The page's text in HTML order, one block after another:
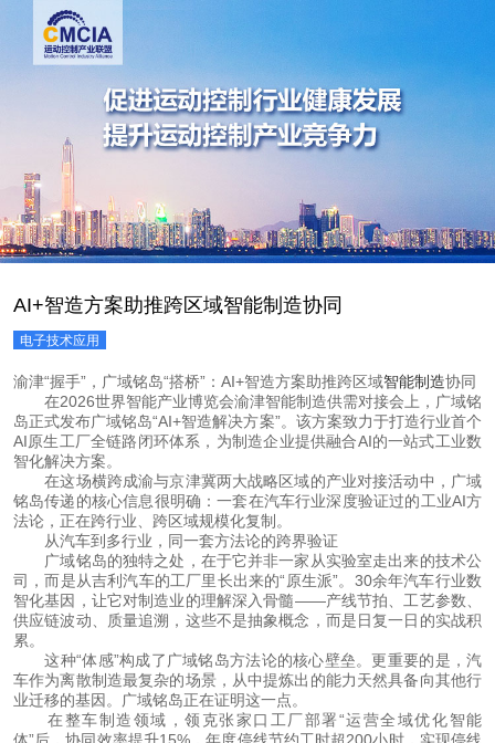
AI+智造方案助推跨区域智能制造协同
电子技术应用
渝津“握手”，广域铭岛“搭桥”：AI+智造方案助推跨区域智能制造协同
在2026世界智能产业博览会渝津智能制造供需对接会上，广域铭
岛正式发布广域铭岛“AI+智造解决方案”。该方案致力于打造行业首个
AI原生工厂全链路闭环体系，为制造企业提供融合AI的一站式工业数
智化解决方案。
在这场横跨成渝与京津冀两大战略区域的产业对接活动中，广域
铭岛传递的核心信息很明确：一套在汽车行业深度验证过的工业AI方
法论，正在跨行业、跨区域规模化复制。
从汽车到多行业，同一套方法论的跨界验证
广域铭岛的独特之处，在于它并非一家从实验室走出来的技术公
司，而是从吉利汽车的工厂里长出来的“原生派”。30余年汽车行业数
智化基因，让它对制造业的理解深入骨髓——产线节拍、工艺参数、
供应链波动、质量追溯，这些不是抽象概念，而是日复一日的实战积
累。
这种“体感”构成了广域铭岛方法论的核心壁垒。更重要的是，汽
车作为离散制造最复杂的场景，从中提炼出的能力天然具备向其他行
业迁移的基因。广域铭岛正在证明这一点。
在整车制造领域，领克张家口工厂部署“运营全域优化智能